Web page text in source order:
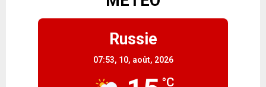
Russie
07:53, 10, août, 2026
°C